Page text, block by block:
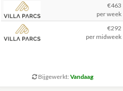
€463
per week
€292
per midweek
Bijgewerkt: Vandaag